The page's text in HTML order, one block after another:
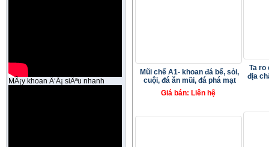
MÃ¡y khoan Ä‘Ã¡ siÃªu nhanh
Mũi chế A1- khoan đá bể, sỏi,
cuội, đá ăn mũi, đá phá mạt
Giá bán: Liên hệ
Ta ro
địa